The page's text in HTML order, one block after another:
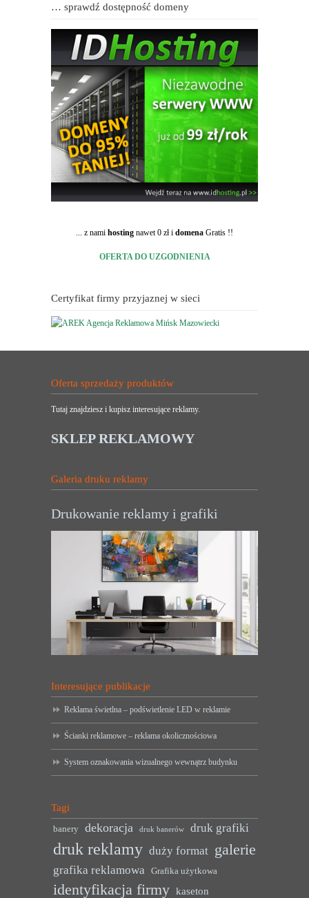
… sprawdź dostępność domeny
... z nami hosting nawet 0 zł i domena Gratis !!
OFERTA DO UZGODNIENIA
Certyfikat firmy przyjaznej w sieci
Oferta sprzedaży produktów
Tutaj znajdziesz i kupisz interesujące reklamy.
SKLEP REKLAMOWY
Galeria druku reklamy
Drukowanie reklamy i grafiki
Interesujące publikacje
Reklama świetlna – podświetlenie LED w reklamie
Ścianki reklamowe – reklama okolicznościowa
System oznakowania wizualnego wewnątrz budynku
Tagi
banery dekoracja druk banerów druk grafiki
druk reklamy duży format galerie
grafika reklamowa Grafika użytkowa
identyfikacja firmy kaseton